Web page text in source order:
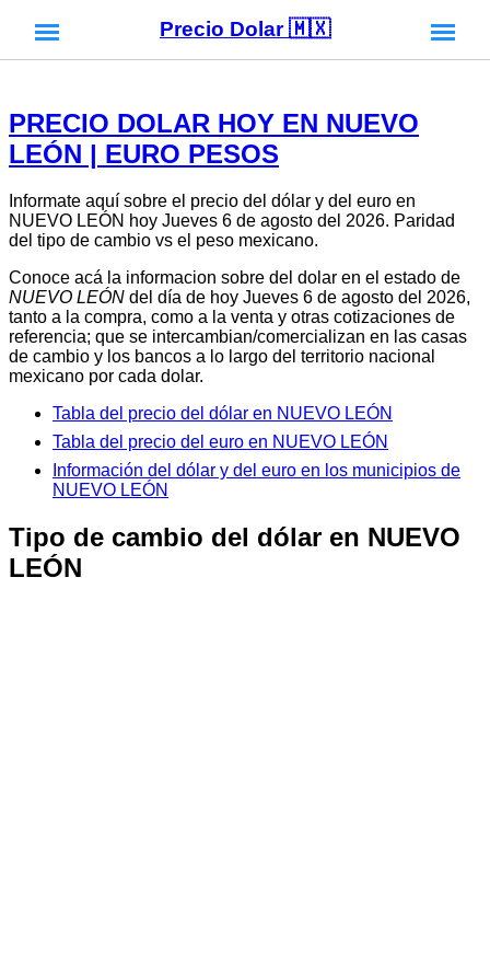
Precio Dolar 🇲🇽
PRECIO DOLAR HOY EN NUEVO
LEÓN | EURO PESOS
Informate aquí sobre el precio del dólar y del euro en
NUEVO LEÓN hoy Jueves 6 de agosto del 2026. Paridad
del tipo de cambio vs el peso mexicano.
Conoce acá la informacion sobre del dolar en el estado de
NUEVO LEÓN del día de hoy Jueves 6 de agosto del 2026,
tanto a la compra, como a la venta y otras cotizaciones de
referencia; que se intercambian/comercializan en las casas
de cambio y los bancos a lo largo del territorio nacional
mexicano por cada dolar.
Tabla del precio del dólar en NUEVO LEÓN
Tabla del precio del euro en NUEVO LEÓN
Información del dólar y del euro en los municipios de
NUEVO LEÓN
Tipo de cambio del dólar en NUEVO
LEÓN